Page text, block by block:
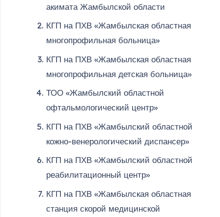
акимата Жамбылской области
КГП на ПХВ «Жамбылская областная
многопрофильная больница»
КГП на ПХВ «Жамбылская областная
многопрофильная детская больница»
ТОО «Жамбылский областной
офтальмологический центр»
КГП на ПХВ «Жамбылский областной
кожно-венерологический диспансер»
КГП на ПХВ «Жамбылский областной
реабилитационный центр»
КГП на ПХВ «Жамбылская областная
станция скорой медицинской